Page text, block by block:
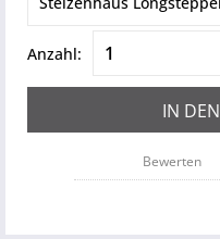
Anzahl:
IN DEN
Bewerten